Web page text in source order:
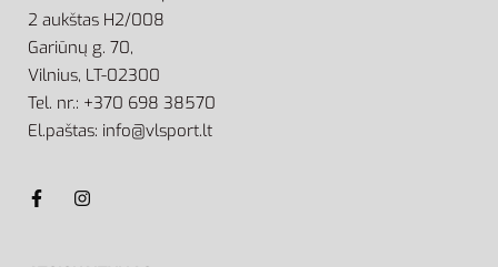
2 aukštas H2/008
Gariūnų g. 70,
Vilnius, LT-02300
Tel. nr.: +370 698 38570
El.paštas: info@vlsport.lt